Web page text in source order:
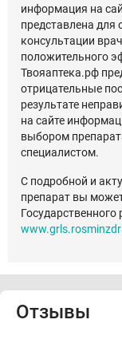
информация на
представлена для
консультации
положительного
Твояаптека.рф
отрицательные
результате
на сайте
выбором
специалистом.
С подробной и
препарат вы
Государственного
Отзывы